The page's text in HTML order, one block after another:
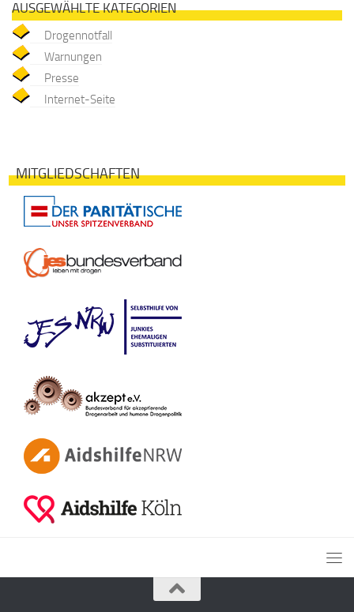
AUSGEWÄHLTE KATEGORIEN
Drogennotfall
Warnungen
Presse
Internet-Seite
MITGLIEDSCHAFTEN